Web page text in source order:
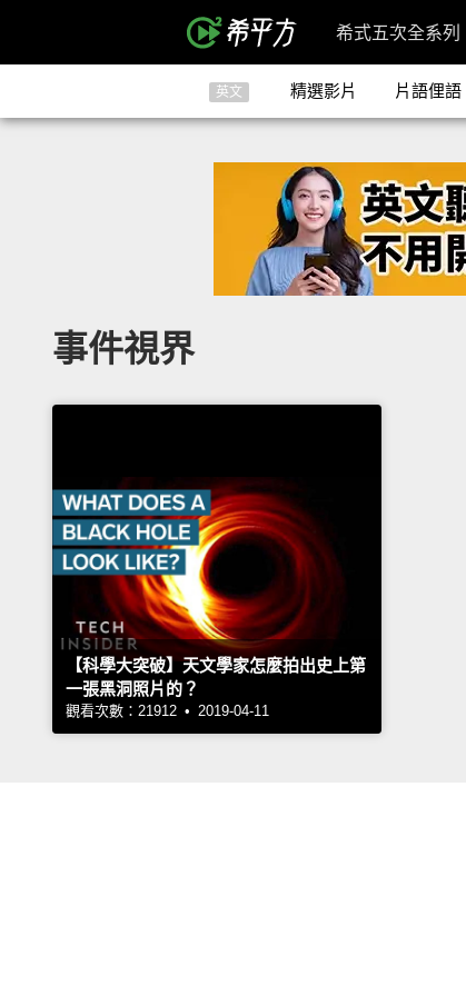
希式五次全系列
英文 精選影片 片語俚語
事件視界
【科學大突破】天文學家怎麼拍出史上第
一張黑洞照片的？
觀看次數：21912 • 2019-04-11